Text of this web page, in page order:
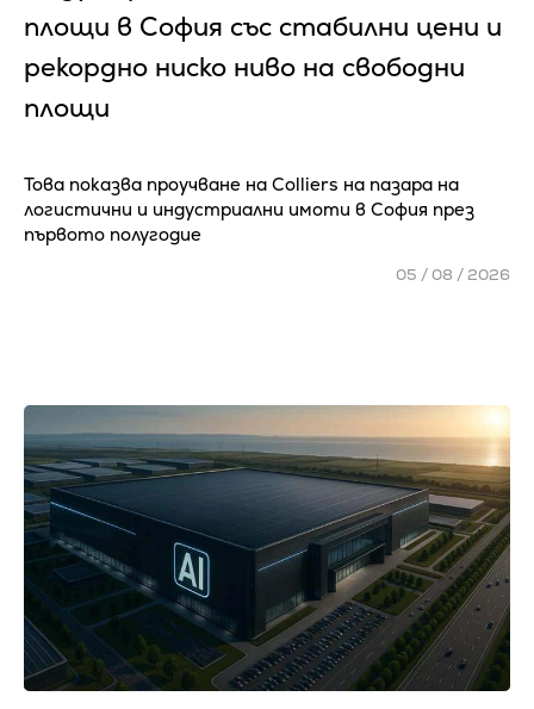
площи в София със стабилни цени и
рекордно ниско ниво на свободни
площи
Това показва проучване на Colliers на пазара на
логистични и индустриални имоти в София през
първото полугодие
05 / 08 / 2026